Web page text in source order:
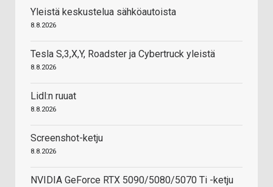
Yleistä keskustelua sähköautoista
8.8.2026
Tesla S,3,X,Y, Roadster ja Cybertruck yleistä
8.8.2026
Lidl:n ruuat
8.8.2026
Screenshot-ketju
8.8.2026
NVIDIA GeForce RTX 5090/5080/5070 Ti -ketju